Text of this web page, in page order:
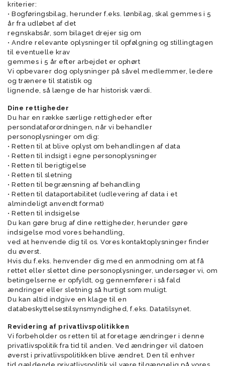
kriterier:
• Bogføringsbilag, herunder f.eks. lønbilag, skal gemmes i 5
år fra udløbet af det
regnskabsår, som bilaget drejer sig om
• Andre relevante oplysninger til opfølgning og stillingtagen
til eventuelle krav
gemmes i 5 år efter arbejdet er ophørt
Vi opbevarer dog oplysninger på såvel medlemmer, ledere
og trænere til statistik og
lignende, så længe de har historisk værdi.
Dine rettigheder
Du har en række særlige rettigheder efter
persondataforordningen, når vi behandler
personoplysninger om dig:
• Retten til at blive oplyst om behandlingen af data
• Retten til indsigt i egne personoplysninger
• Retten til berigtigelse
• Retten til sletning
• Retten til begrænsning af behandling
• Retten til dataportabilitet (udlevering af data i et
almindeligt anvendt format)
• Retten til indsigelse
Du kan gøre brug af dine rettigheder, herunder gøre
indsigelse mod vores behandling,
ved at henvende dig til os. Vores kontaktoplysninger finder
du øverst.
Hvis du f.eks. henvender dig med en anmodning om at få
rettet eller slettet dine personoplysninger, undersøger vi, om
betingelserne er opfyldt, og gennemfører i så fald
ændringer eller sletning så hurtigt som muligt.
Du kan altid indgive en klage til en
databeskyttelsestilsynsmyndighed, f.eks. Datatilsynet.
Revidering af privatlivspolitikken
Vi forbeholder os retten til at foretage ændringer i denne
privatlivspolitik fra tid til anden. Ved ændringer vil datoen
øverst i privatlivspolitikken blive ændret. Den til enhver